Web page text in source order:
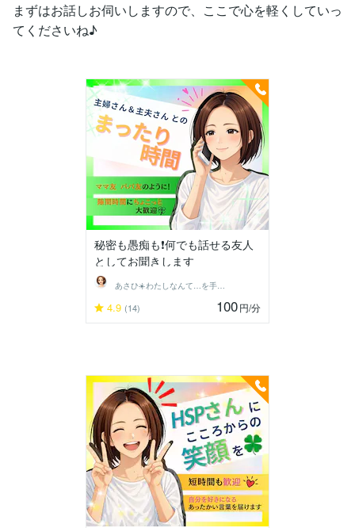
まずはお話しお伺いしますので、ここで心を軽くしていっ
てくださいね♪
秘密も愚痴も❗️何でも話せる友人
としてお聞きします
4.9 (14) 100円/分